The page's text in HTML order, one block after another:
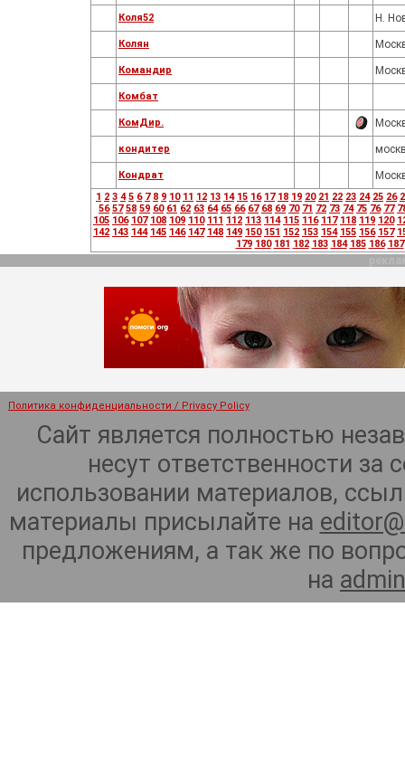
Коля52 Н.
Колян
Командир
Комбат
КомДир.
кондитер
Кондрат
1 2 3 4 5 6 7 8 9 10 11 12 13 14 15 16 17 18 19 20 21 22 23 24 25 26
56 57 58 59 60 61 62 63 64 65 66 67 68 69 70 71 72 73 74 75 76 77
105 106 107 108 109 110 111 112 113 114 115 116 117 118 119 120
142 143 144 145 146 147 148 149 150 151 152 153 154 155 156 157
179 180 181 182 183 184 185 186 187
Политика конфиденциальности / Privacy Policy
Сайт является полностью
несут ответственности
использовании материалов,
материалы присылайте на
предложениям, а так же по
на